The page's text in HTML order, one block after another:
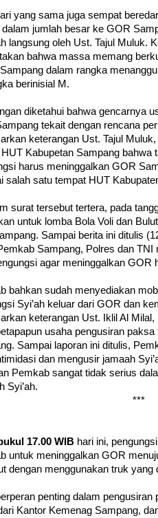
yang sama juga sempat
jumlah besar ke GOR
langsung oleh Ust. Tajul Muluk.
bahwa massa memang
dalam rangka
berinisial M.
diketahui bahwa gencarnya
tekait dengan rencana
keterangan Ust. Tajul
HUT Kabupetan Sampang bahwa
harus meninggalkan GOR
salah satu tempat HUT
surat tersebut tertera, pada
untuk lomba Bola Voli dan
Sampai berita ini ditulis
Sampang, Polres dan
agar meninggalkan GOR
bahkan sudah menyediakan
Syi’ah keluar dari GOR dan
keterangan Ust. Iklil Al
usaha pengusiran
Sampai laporan ini ditulis,
dan mengusir jamaah
Pemkab sangat tidak serius
Syi’ah.
***
17.00 WIB hari ini,
untuk meninggalkan GOR
dengan menggunakan truk
penting dalam pengusiran
Kantor Kemenag Sampang,